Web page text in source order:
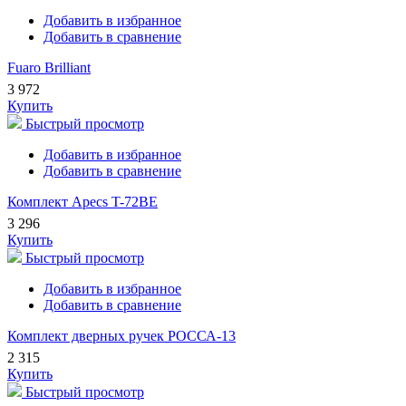
Добавить в избранное
Добавить в сравнение
Fuaro Brilliant
3 972
Купить
Быстрый просмотр
Добавить в избранное
Добавить в сравнение
Комплект Apecs T-72BE
3 296
Купить
Быстрый просмотр
Добавить в избранное
Добавить в сравнение
Комплект дверных ручек РОССА-13
2 315
Купить
Быстрый просмотр